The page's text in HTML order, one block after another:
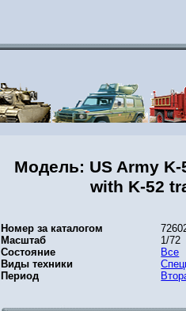
Модель: US Army
with K-52
Номер за каталогом
Масштаб
1/72
Состояние
Все
Виды техники
Период